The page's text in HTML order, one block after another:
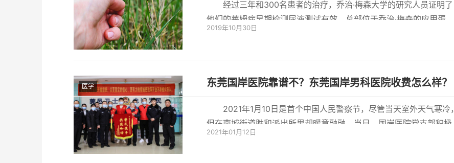
经过三年和300名患者的治疗，乔治·梅森大学的研究人员证明了
他们的莱姆病早期检测尿液测试有效。总部位于乔治·梅森的应用蛋白
质组学和...
2019年10月30日
医学 东莞国岸医院靠谱不？东莞国岸男科医院收费怎么样？
2021年1月10日是首个中国人民警察节，尽管当天室外天气寒冷，
但在南城街道胜和派出所里却暖意融融。当日，国岸医院党支部积极
响应南城街道
2021年01月12日